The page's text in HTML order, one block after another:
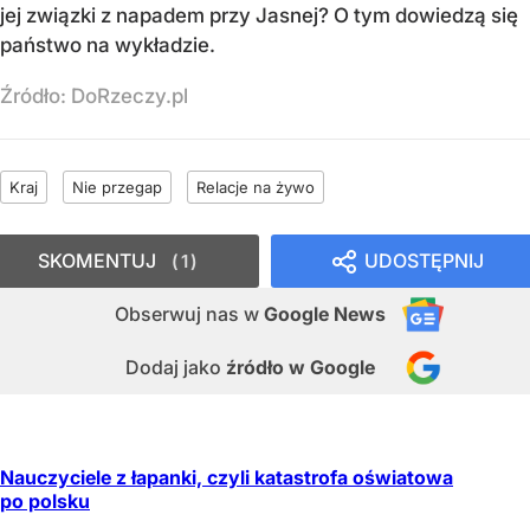
jej związki z napadem przy Jasnej? O tym dowiedzą się
państwo na wykładzie.
Źródło: DoRzeczy.pl
Kraj Nie przegap Relacje na żywo
UDOSTĘPNIJ
Obserwuj nas w Google News
Dodaj jako źródło w Google
SKOMENTUJ 1
Nauczyciele z łapanki, czyli katastrofa oświatowa
po polsku